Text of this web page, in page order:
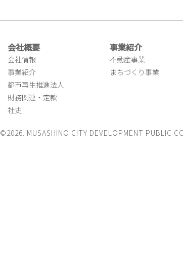
会社概要
会社情報
事業紹介
都市再生推進法人
財務関連・定款
社史
事業紹介
不動産事業
まちづくり事業
©2026. MUSASHINO CITY DEVELOPMENT PUBLIC